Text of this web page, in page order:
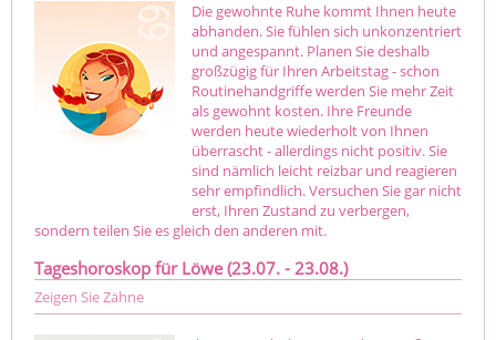
Die gewohnte Ruhe kommt Ihnen heute
abhanden. Sie fühlen sich unkonzentriert
und angespannt. Planen Sie deshalb
großzügig für Ihren Arbeitstag - schon
Routinehandgriffe werden Sie mehr Zeit
als gewohnt kosten. Ihre Freunde
werden heute wiederholt von Ihnen
überrascht - allerdings nicht positiv. Sie
sind nämlich leicht reizbar und reagieren
sehr empfindlich. Versuchen Sie gar nicht
erst, Ihren Zustand zu verbergen,
sondern teilen Sie es gleich den anderen mit.
Tageshoroskop für Löwe (23.07. - 23.08.)
Zeigen Sie Zähne